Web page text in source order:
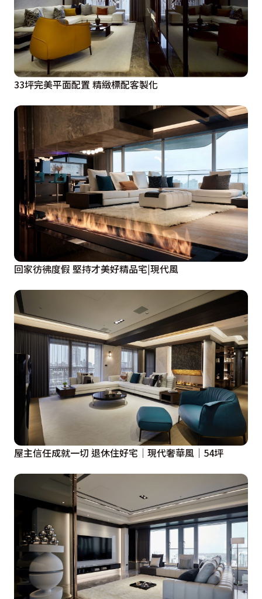
33坪完美平面配置 精緻標配客製化
回家彷彿度假 堅持才美好精品宅|現代風
屋主信任成就一切 退休住好宅│現代奢華風│54坪